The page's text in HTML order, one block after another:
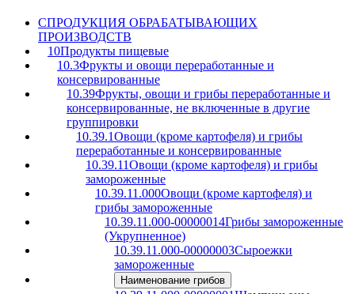
CПРОДУКЦИЯ ОБРАБАТЫВАЮЩИХ
ПРОИЗВОДСТВ
10Продукты пищевые
10.3Фрукты и овощи переработанные и
консервированные
10.39Фрукты, овощи и грибы переработанные и
консервированные, не включенные в другие
группировки
10.39.1Овощи (кроме картофеля) и грибы
переработанные и консервированные
10.39.11Овощи (кроме картофеля) и грибы
замороженные
10.39.11.000Овощи (кроме картофеля) и
грибы замороженные
10.39.11.000-00000014Грибы замороженные
(Укрупненное)
10.39.11.000-00000003Сыроежки
замороженные
Наименование грибов